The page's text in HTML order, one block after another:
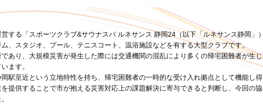
する「スポーツクラブ&サウナスパ ルネサンス 静岡24（以下「ルネサンス静岡」）
、スタジオ、プール、テニスコート、温浴施設などを有する大型クラブです。
あり、大規模災害が発生した際には交通機関の混乱により多くの帰宅困難者が生じ
ます。
駅至近という立地特性を持ち、帰宅困難者の一時的な受け入れ拠点として機能し得
提供することで市が抱える災害対応上の課題解決に寄与できると判断し、今回の協